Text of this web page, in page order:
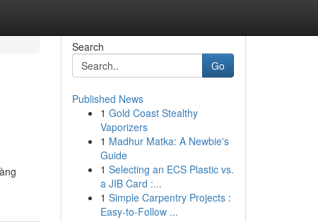
Search
Go
Published News
1 Gold Coast Stealthy
Vaporizers
1 Madhur Matka: A Newbie's
Guide
1 Selecting an ECS Plastic vs.
a JIB Card :...
1 Simple Carpentry Projects :
Easy-to-Follow ...